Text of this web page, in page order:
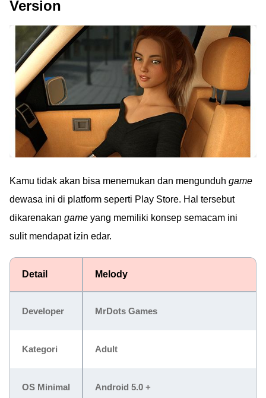
Version
Kamu tidak akan bisa menemukan dan mengunduh game
dewasa ini di platform seperti Play Store. Hal tersebut
dikarenakan game yang memiliki konsep semacam ini
sulit mendapat izin edar.
Detail Melody
Developer MrDots Games
Kategori Adult
OS Minimal Android 5.0 +